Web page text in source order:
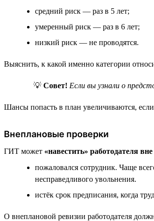
средний риск — раз в 5 лет;
умеренный риск — раз в 6 лет;
низкий риск — не проводятся.
Выяснить, к какой именно категории
💡 Совет! Если вы узнали о
Шансы попасть в план увеличиваются,
Внеплановые проверки
ГИТ может «навестить» работодателя
пожаловался сотрудник. Чаще
несправедливого увольнения.
истёк срок предписания, когда
О внеплановой ревизии работодателя